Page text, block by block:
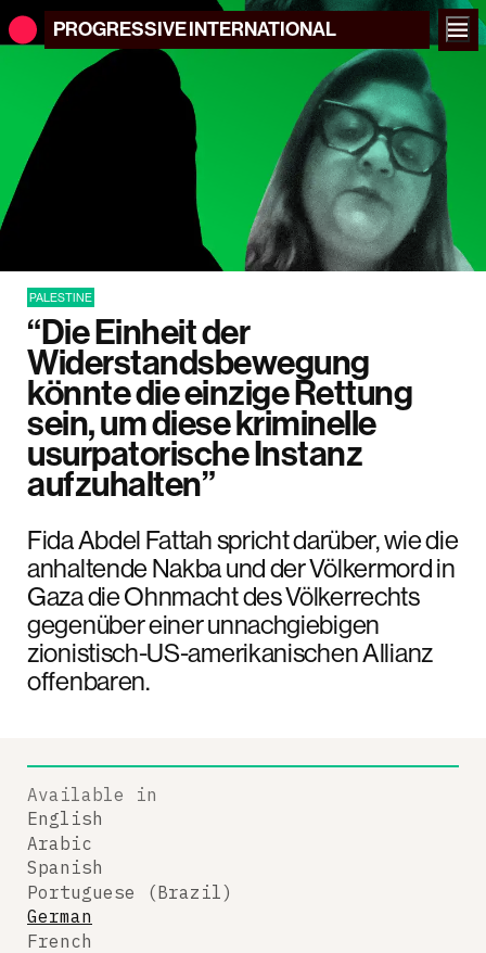
PROGRESSIVEINTERNATIONAL
PALESTINE
“Die Einheit der
Widerstandsbewegung
könnte die einzige Rettung
sein, um diese kriminelle
usurpatorische Instanz
aufzuhalten”
Fida Abdel Fattah spricht darüber, wie die
anhaltende Nakba und der Völkermord in
Gaza die Ohnmacht des Völkerrechts
gegenüber einer unnachgiebigen
zionistisch-US-amerikanischen Allianz
offenbaren.
Available in
English
Arabic
Spanish
Portuguese (Brazil)
German
French